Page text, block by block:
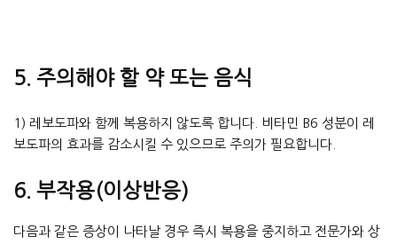
5. 주의해야 할 약 또는 음식
1) 레보도파와 함께 복용하지 않도록 합니다. 비타민 B6 성분이 레
보도파의 효과를 감소시킬 수 있으므로 주의가 필요합니다.
6. 부작용(이상반응)
다음과 같은 증상이 나타날 경우 즉시 복용을 중지하고 전문가와 상